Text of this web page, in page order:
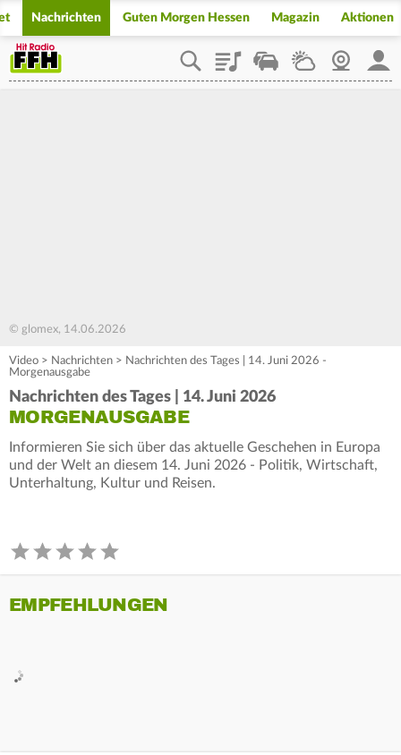
Nachrichten Guten Morgen Hessen Magazin Aktionen
PlaylistStaupilotWetterWebcam
© glomex, 14.06.2026
Video > Nachrichten > Nachrichten des Tages | 14. Juni 2026 -
Morgenausgabe
Nachrichten des Tages | 14. Juni 2026
MORGENAUSGABE
Informieren Sie sich über das aktuelle Geschehen in Europa
und der Welt an diesem 14. Juni 2026 - Politik, Wirtschaft,
Unterhaltung, Kultur und Reisen.
EMPFEHLUNGEN